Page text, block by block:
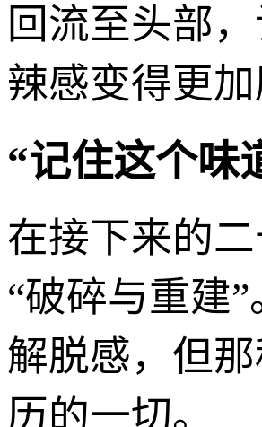
回流至头部
辣感变得更加
“记住这个味
在接下来的
“破碎与重建
解脱感，但
历的一切。